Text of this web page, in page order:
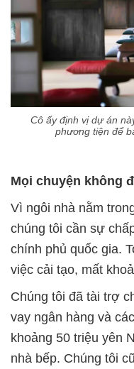
Cô ấy định vị dự án
phương tiện để
Mọi chuyện không
Vì ngôi nhà nằm
chúng tôi cần sự
chính phủ quốc gia.
việc cải tạo, mất
Chúng tôi đã tài trợ
vay ngân hàng và
khoảng 50 triệu yên
nhà bếp. Chúng tôi